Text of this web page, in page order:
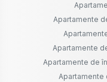
Apartamente
Apartamente
Apartamente de
Apartamente